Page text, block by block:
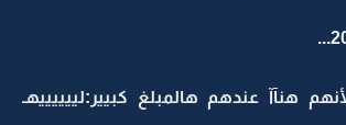
هنآآ عندهم هالمبلغ كبيير:لييييييهـ